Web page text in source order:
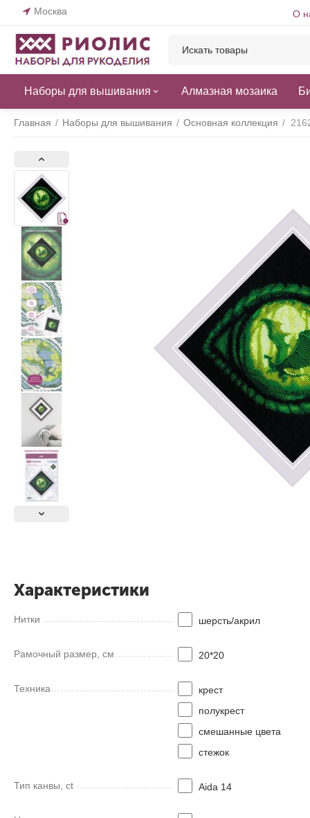
Москва О
Наборы для вышивания Алмазная мозаика
Главная / Наборы для вышивания / Основная коллекция /
Характеристики
Нитки шерсть/акрил
Рамочный размер, см 20*20
Техника
крест
полукрест
смешанные цвета
стежок
Тип канвы, ct Aida 14